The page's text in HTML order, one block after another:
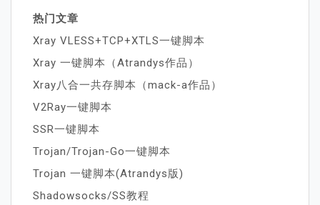
热门文章
Xray VLESS+TCP+XTLS一键脚本
Xray 一键脚本（Atrandys作品）
Xray八合一共存脚本（mack-a作品）
V2Ray一键脚本
SSR一键脚本
Trojan/Trojan-Go一键脚本
Trojan 一键脚本(Atrandys版)
Shadowsocks/SS教程